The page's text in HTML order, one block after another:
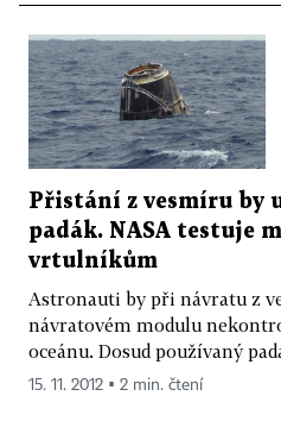
Přistání z vesmíru by
padák. NASA testuje
vrtulníkům
Astronauti by při návratu z
návratovém modulu
oceánu. Dosud používaný
15. 11. 2012 ▪ 2 min. čtení